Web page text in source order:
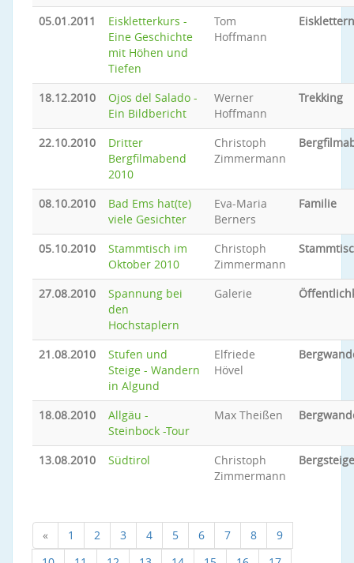
05.01.2011
Eiskletterkurs -
Eine Geschichte
mit Höhen und
Tiefen
Tom
Hoffmann
Eisklettern
18.12.2010
Ojos del Salado -
Ein Bildbericht
Werner
Hoffmann
Trekking
22.10.2010
Dritter
Bergfilmabend
2010
Christoph
Zimmermann
08.10.2010
Bad Ems hat(te)
viele Gesichter
Eva-Maria
Berners
Familie
05.10.2010
Stammtisch im
Oktober 2010
Christoph
Zimmermann
27.08.2010
Spannung bei
den
Hochstaplern
Galerie
21.08.2010
Stufen und
Steige - Wandern
in Algund
Elfriede
Hövel
18.08.2010
Allgäu -
Steinbock -Tour
Max Theißen
13.08.2010 Südtirol
Christoph
Zimmermann
« 1 2 3 4 5 6 7 8
9